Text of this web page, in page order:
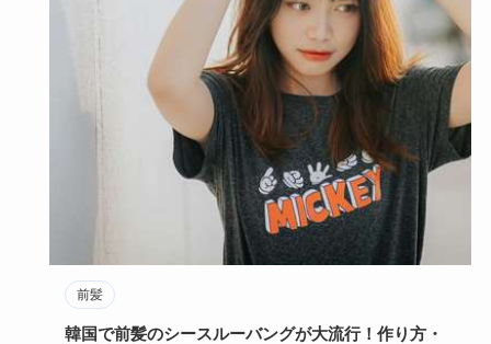
前髪
韓国で前髪のシースルーバングが大流行！作り方・